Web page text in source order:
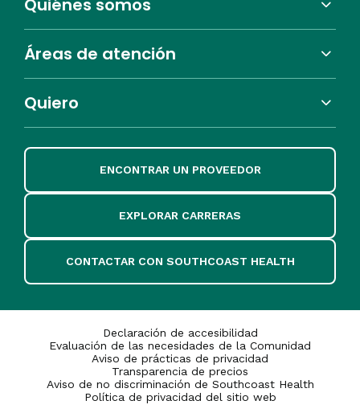
Quiénes somos
Áreas de atención
Quiero
ENCONTRAR UN PROVEEDOR
EXPLORAR CARRERAS
CONTACTAR CON SOUTHCOAST HEALTH
Declaración de accesibilidad
Evaluación de las necesidades de la Comunidad
Aviso de prácticas de privacidad
Transparencia de precios
Aviso de no discriminación de Southcoast Health
Política de privacidad del sitio web